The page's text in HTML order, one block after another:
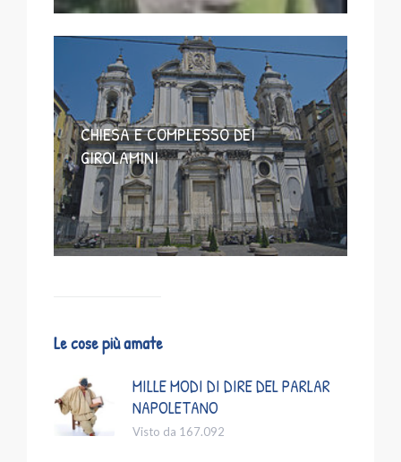
CHIESA E COMPLESSO DEI
GIROLAMINI
Le cose più amate
MILLE MODI DI DIRE DEL PARLAR
NAPOLETANO
Visto da 167.092